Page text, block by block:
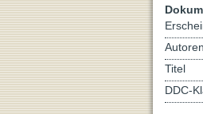
Autoren
Titel
DDC-